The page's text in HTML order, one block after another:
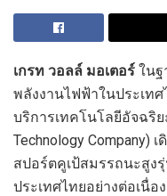
เกรท วอลล์ มอเตอร์ ใน
พลังงานไฟฟ้าในประเทศ
บริการเทคโนโลยีอัจฉริย
Technology Company)
สปอร์ตคูเป้สมรรถนะสูง
ประเทศไทยอย่างต่อเนื่